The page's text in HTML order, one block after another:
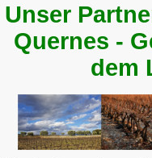
Unser
Quernes -
dem